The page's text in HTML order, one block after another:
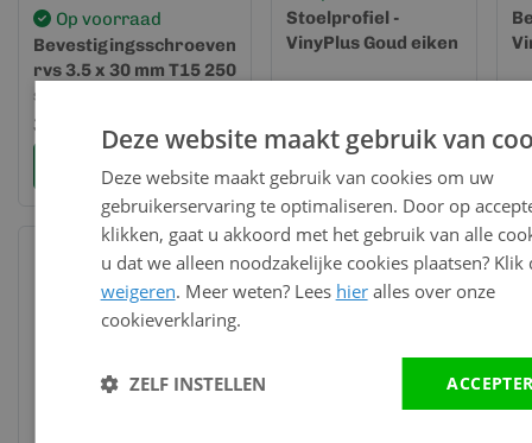
Op voorraad
Bevestigingsschroeven
rvs 3.5 x 30 mm T15 250
st.
31,04
Bekijk en bestel
Stoelprofiel -
VinyPlus Goud eiken
meter)
Bekijk en bestel
Deze website maakt gebruik van
Deze website maakt gebruik van cookies om uw
gebruikerservaring te optimaliseren. Door op
klikken, gaat u akkoord met het gebruik van alle
u dat we alleen noodzakelijke cookies plaatsen? Klik
weigeren. Meer weten? Lees hieralles over onze
cookieverklaring.
ZELF INSTELLEN